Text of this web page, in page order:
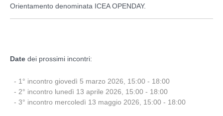
Orientamento denominata ICEA OPENDAY.
Date dei prossimi incontri:
- 1° incontro giovedì 5 marzo 2026, 15:00 - 18:00
- 2° incontro lunedì 13 aprile 2026, 15:00 - 18:00
- 3° incontro mercoledì 13 maggio 2026, 15:00 - 18:00